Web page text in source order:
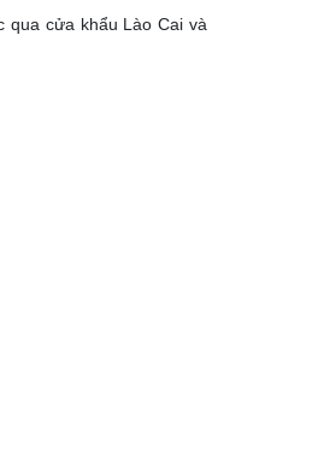
qua cửa khẩu Lào Cai và